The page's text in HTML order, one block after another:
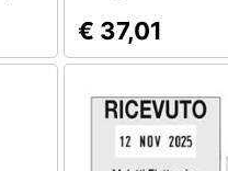
€ 37,01